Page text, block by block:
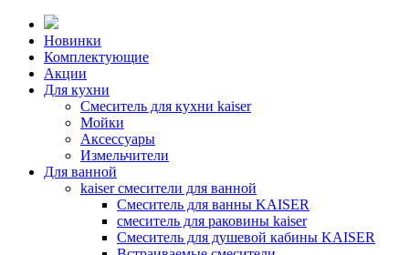
Новинки
Комплектующие
Акции
Для кухни
Cмеситель для кухни kaiser
Мойки
Аксессуары
Измельчители
Для ванной
kaiser смесители для ванной
Смеситель для ванны KAISER
смеситель для раковины kaiser
Смеситель для душевой кабины KAISER